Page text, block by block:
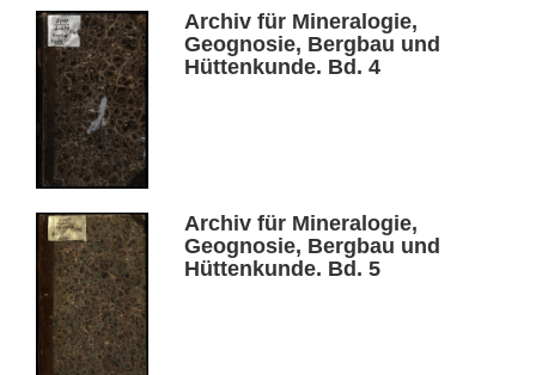
Archiv für Mineralogie,
Geognosie, Bergbau und
Hüttenkunde. Bd. 4
Archiv für Mineralogie,
Geognosie, Bergbau und
Hüttenkunde. Bd. 5